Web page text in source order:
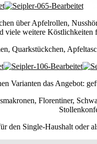
über Apfelrollen,
viele weitere
Quarkstückchen,
Varianten das
Florentiner,
den Single-Haushalt oder